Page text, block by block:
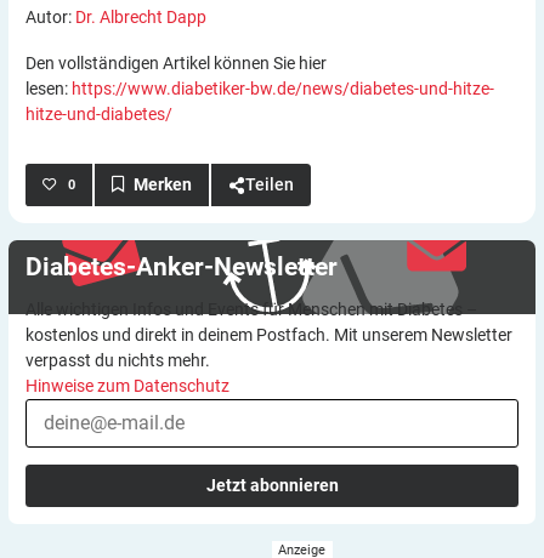
Autor: Dr. Albrecht Dapp
Den vollständigen Artikel können Sie hier
lesen: https://www.diabetiker-bw.de/news/diabetes-und-hitze-
hitze-und-diabetes/
0 Teilen
Diabetes-Anker-Newsletter
Alle wichtigen Infos und Events für Menschen mit Diabetes –
kostenlos und direkt in deinem Postfach. Mit unserem Newsletter
verpasst du nichts mehr.
Hinweise zum Datenschutz
Jetzt abonnieren